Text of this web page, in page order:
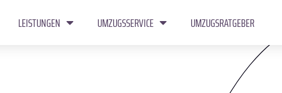
LEISTUNGEN UMZUGSSERVICE UMZUGSRATGEBER